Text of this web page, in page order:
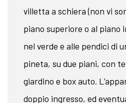
villetta a schiera (non vi
piano superiore o al piano
nel verde e alle pendici di
pineta, su due piani, con
giardino e box auto.
doppio ingresso, ed